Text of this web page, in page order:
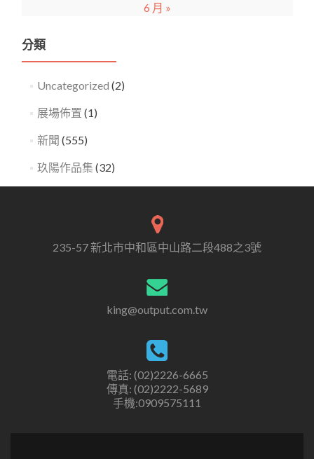
6 月 »
分類
Uncategorized (2)
展場佈置 (1)
新聞 (555)
玖陽作品集 (32)
235-57 新北市中和區中山路二段488之3號
king@output.com.tw
電話: (02)2226-6665
傳真: (02)2222-5689
手機:0909575111